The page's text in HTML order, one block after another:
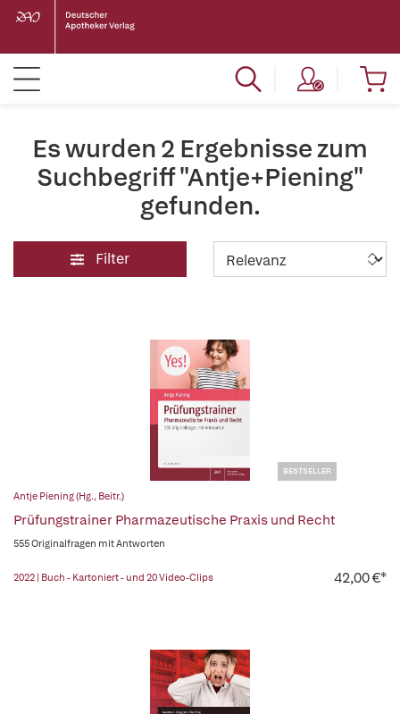
Es wurden 2 Ergebnisse zum
Suchbegriff "Antje+Piening"
gefunden.
Filter
BESTSELLER
Antje Piening (Hg., Beitr.)
Prüfungstrainer Pharmazeutische Praxis und Recht
555 Originalfragen mit Antworten
2022 | Buch - Kartoniert - und 20 Video-Clips 42,00 €*